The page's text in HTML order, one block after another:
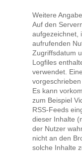
Weitere
Auf den
aufgezeichnet,
aufrufenden
Zugriffsdatum
Logfiles
verwendet.
Es kann
zum Beispiel
RSS-Feeds
dieser Inhalte
der Nutzer
nicht an den
solche Inhalte